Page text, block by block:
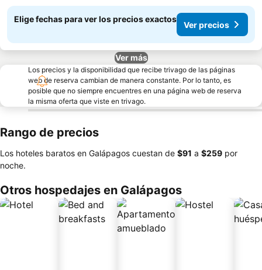
Elige fechas para ver los precios exactos
Ver precios
Ver más
Los precios y la disponibilidad que recibe trivago de las páginas
web de reserva cambian de manera constante. Por lo tanto, es
posible que no siempre encuentres en una página web de reserva
la misma oferta que viste en trivago.
Rango de precios
Los hoteles baratos en Galápagos cuestan de ‎$91 a ‎$259 por
noche.
Otros hospedajes en Galápagos